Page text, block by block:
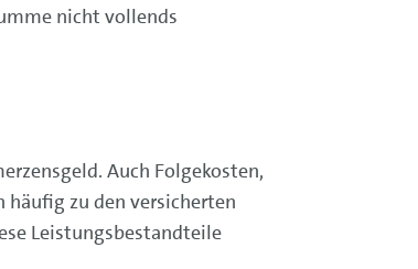
nicht vollends
Auch Folgekosten,
häufig zu den versicherten
Leistungsbestandteile